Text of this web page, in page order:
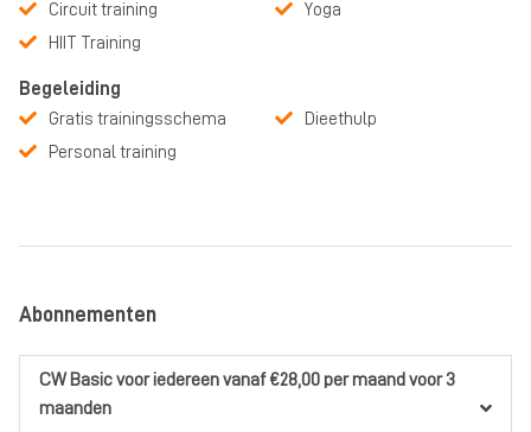
Circuit training
HIIT Training
Yoga
Begeleiding
Gratis trainingsschema
Personal training
Dieethulp
Abonnementen
CW Basicvoor iedereenvanaf €28,00per maand voor 3
maanden